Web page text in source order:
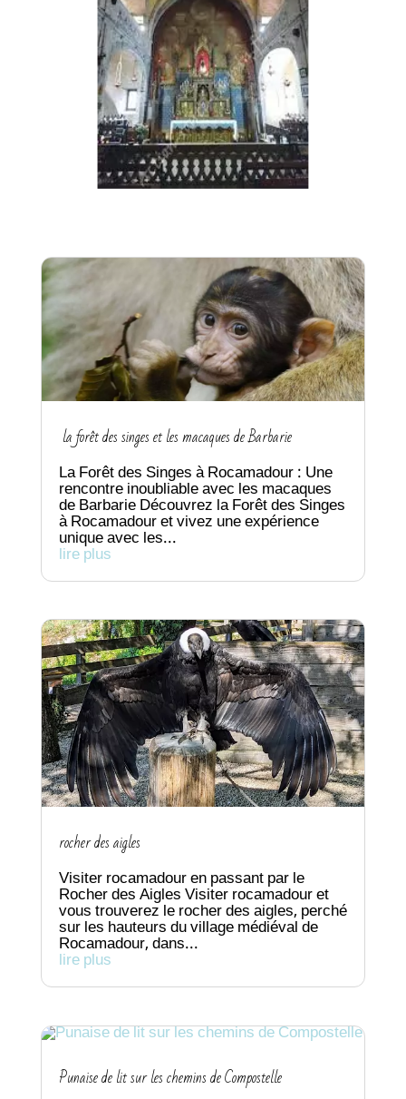
la forêt des singes et les macaques de Barbarie
La Forêt des Singes à Rocamadour : Une
rencontre inoubliable avec les macaques
de Barbarie Découvrez la Forêt des Singes
à Rocamadour et vivez une expérience
unique avec les...
lire plus
rocher des aigles
Visiter rocamadour en passant par le
Rocher des Aigles Visiter rocamadour et
vous trouverez le rocher des aigles, perché
sur les hauteurs du village médiéval de
Rocamadour, dans...
lire plus
Punaise de lit sur les chemins de Compostelle